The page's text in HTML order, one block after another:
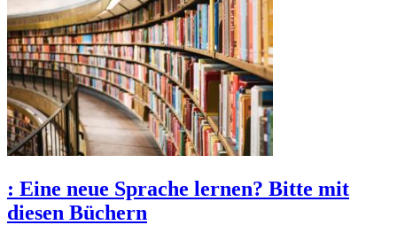
: Eine neue Sprache lernen? Bitte mit
diesen Büchern